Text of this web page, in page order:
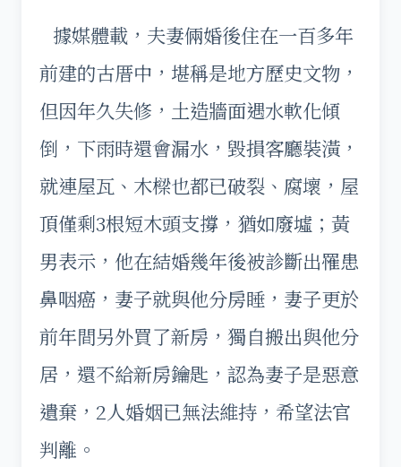
據媒體載，夫妻倆婚後住在一百多年
前建的古厝中，堪稱是地方歷史文物，
但因年久失修，土造牆面遇水軟化傾
倒，下雨時還會漏水，毀損客廳裝潢，
就連屋瓦、木樑也都已破裂、腐壞，屋
頂僅剩3根短木頭支撐，猶如廢墟；黃
男表示，他在結婚幾年後被診斷出罹患
鼻咽癌，妻子就與他分房睡，妻子更於
前年間另外買了新房，獨自搬出與他分
居，還不給新房鑰匙，認為妻子是惡意
遺棄，2人婚姻已無法維持，希望法官
判離。